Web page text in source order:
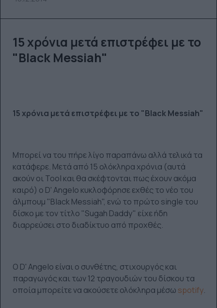
15 χρόνια μετά επιστρέφει με το
"Black Messiah"
15 χρόνια μετά επιστρέφει με το "Black Messiah"
Μπορεί να του πήρε λίγο παραπάνω αλλά τελικά τα
κατάφερε. Μετά από 15 ολόκληρα χρόνια (αυτά
ακούν οι Tool και θα σκέφτονται πως έχουν ακόμα
καιρό) ο D' Angelo κυκλοφόρησε εχθές το νέο του
άλμπουμ "Βlack Messiah", ενώ το πρώτο single του
δίσκο με τον τίτλο "Sugah Daddy" είχε ήδη
διαρρεύσει στο διαδίκτυο από προχθές.
Ο D' Angelo είναι ο συνθέτης, στιχουργός και
παραγωγός και των 12 τραγουδιών του δίσκου τα
οποία μπορείτε να ακούσετε ολόκληρα μέσω spotify.